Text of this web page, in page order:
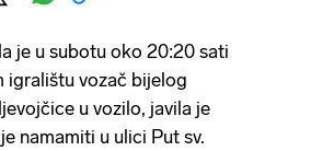
je u subotu oko 20:20 sati
igralištu vozač bijelog
u vozilo, javila je
namamiti u ulici Put sv.